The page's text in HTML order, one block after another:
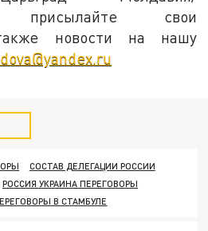
присылайте свои
новости на нашу
СОСТАВ ДЕЛЕГАЦИИ РОССИИ
РОССИЯ УКРАИНА ПЕРЕГОВОРЫ
В СТАМБУЛЕ